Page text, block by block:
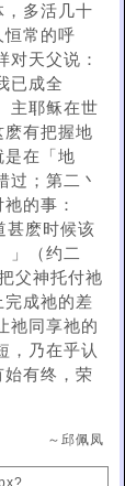
，多活几十
恒常的呼
对天父说：
已成全
主耶稣在世
麽有把握地
是在「地
过；第二丶
的事：
甚麽时候该
」（约二
父神托付祂
成祂的差
祂同享祂的
，乃在乎认
始有终，荣
～邱佩凤